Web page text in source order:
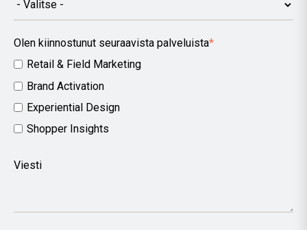
Olen kiinnostunut seuraavista palveluista*
Retail & Field Marketing
Brand Activation
Experiential Design
Shopper Insights
Viesti